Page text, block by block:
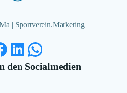
| Sportverein.Marketing
LinkedIn
WhatsApp
den Socialmedien